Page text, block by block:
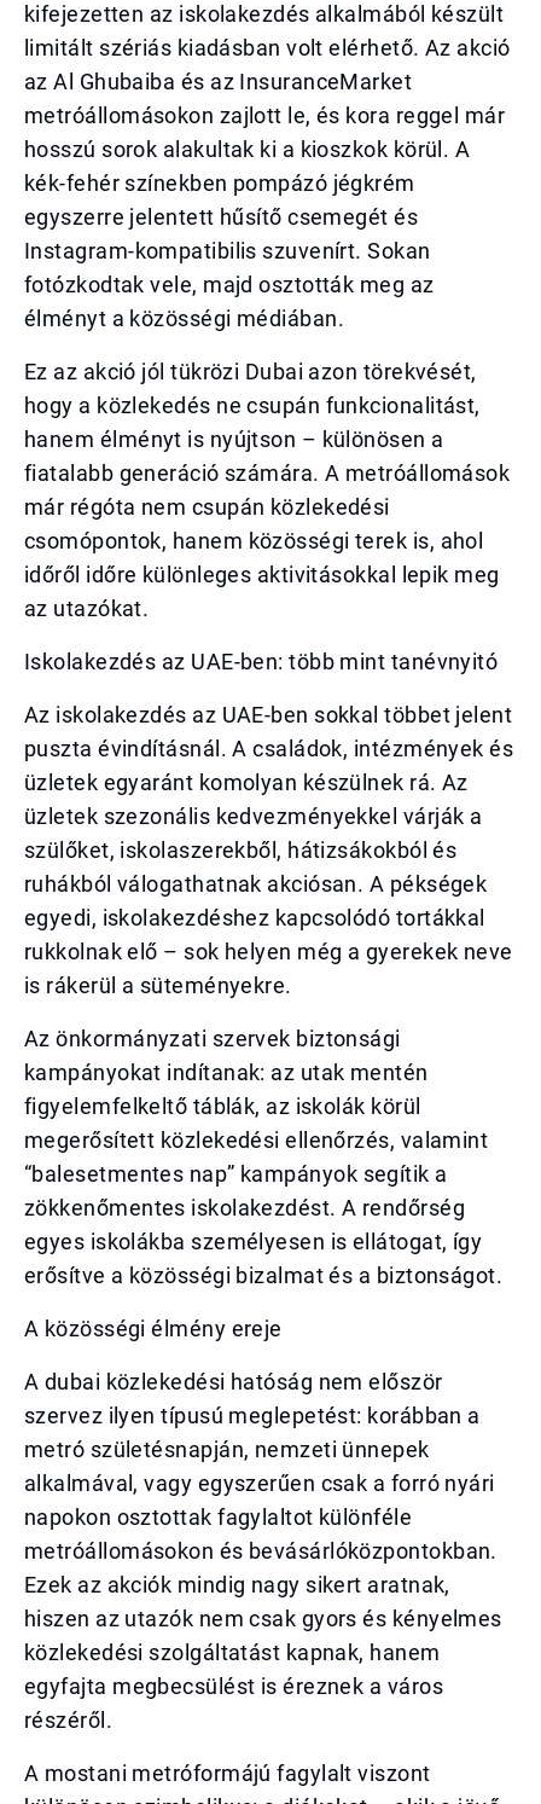
kifejezetten az iskolakezdés alkalmából készült
limitált szériás kiadásban volt elérhető. Az akció
az Al Ghubaiba és az InsuranceMarket
metróállomásokon zajlott le, és kora reggel már
hosszú sorok alakultak ki a kioszkok körül. A
kék-fehér színekben pompázó jégkrém
egyszerre jelentett hűsítő csemegét és
Instagram-kompatibilis szuvenírt. Sokan
fotózkodtak vele, majd osztották meg az
élményt a közösségi médiában.
Ez az akció jól tükrözi Dubai azon törekvését,
hogy a közlekedés ne csupán funkcionalitást,
hanem élményt is nyújtson – különösen a
fiatalabb generáció számára. A metróállomások
már régóta nem csupán közlekedési
csomópontok, hanem közösségi terek is, ahol
időről időre különleges aktivitásokkal lepik meg
az utazókat.
Iskolakezdés az UAE-ben: több mint tanévnyitó
Az iskolakezdés az UAE-ben sokkal többet jelent
puszta évindításnál. A családok, intézmények és
üzletek egyaránt komolyan készülnek rá. Az
üzletek szezonális kedvezményekkel várják a
szülőket, iskolaszerekből, hátizsákokból és
ruhákból válogathatnak akciósan. A pékségek
egyedi, iskolakezdéshez kapcsolódó tortákkal
rukkolnak elő – sok helyen még a gyerekek neve
is rákerül a süteményekre.
Az önkormányzati szervek biztonsági
kampányokat indítanak: az utak mentén
figyelemfelkeltő táblák, az iskolák körül
megerősített közlekedési ellenőrzés, valamint
“balesetmentes nap” kampányok segítik a
zökkenőmentes iskolakezdést. A rendőrség
egyes iskolákba személyesen is ellátogat, így
erősítve a közösségi bizalmat és a biztonságot.
A közösségi élmény ereje
A dubai közlekedési hatóság nem először
szervez ilyen típusú meglepetést: korábban a
metró születésnapján, nemzeti ünnepek
alkalmával, vagy egyszerűen csak a forró nyári
napokon osztottak fagylaltot különféle
metróállomásokon és bevásárlóközpontokban.
Ezek az akciók mindig nagy sikert aratnak,
hiszen az utazók nem csak gyors és kényelmes
közlekedési szolgáltatást kapnak, hanem
egyfajta megbecsülést is éreznek a város
részéről.
A mostani metróformájú fagylalt viszont